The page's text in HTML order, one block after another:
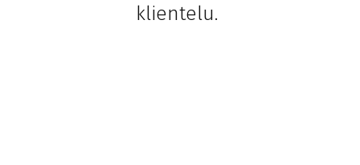
klientelu.